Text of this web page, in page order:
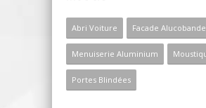
Abri Voiture Facade
Menuiserie Aluminium
Portes Blindées